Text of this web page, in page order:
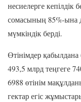
несиелерге кепілдік
сомасының 85%-ына
мүмкіндік берді.
Өтінімдер
493,5 млрд теңгеге
6988 өтінім
гектар егіс